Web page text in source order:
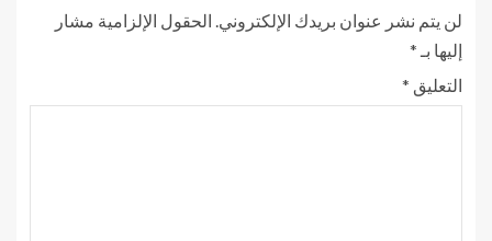
لن يتم نشر عنوان بريدك الإلكتروني. الحقول الإلزامية مشار
إليها بـ *
التعليق *